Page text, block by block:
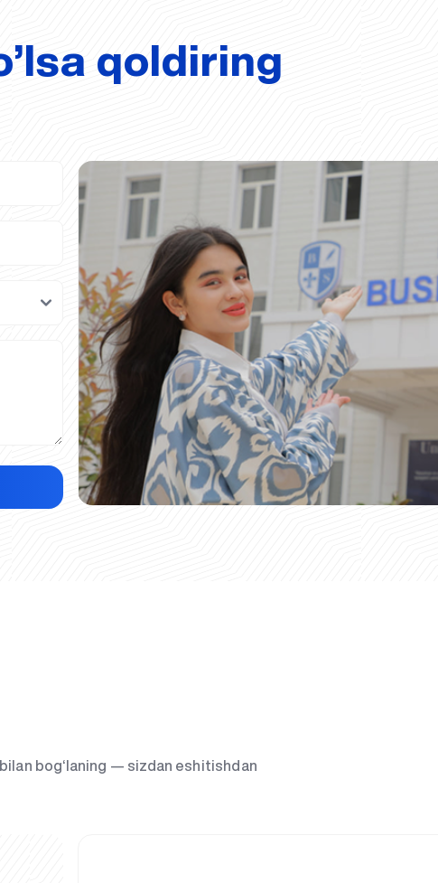
qoldiring
bog‘laning — sizdan eshitishdan